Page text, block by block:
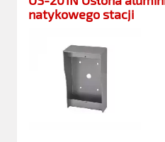
natykowego stacji